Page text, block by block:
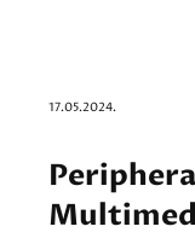
17.05.2024.